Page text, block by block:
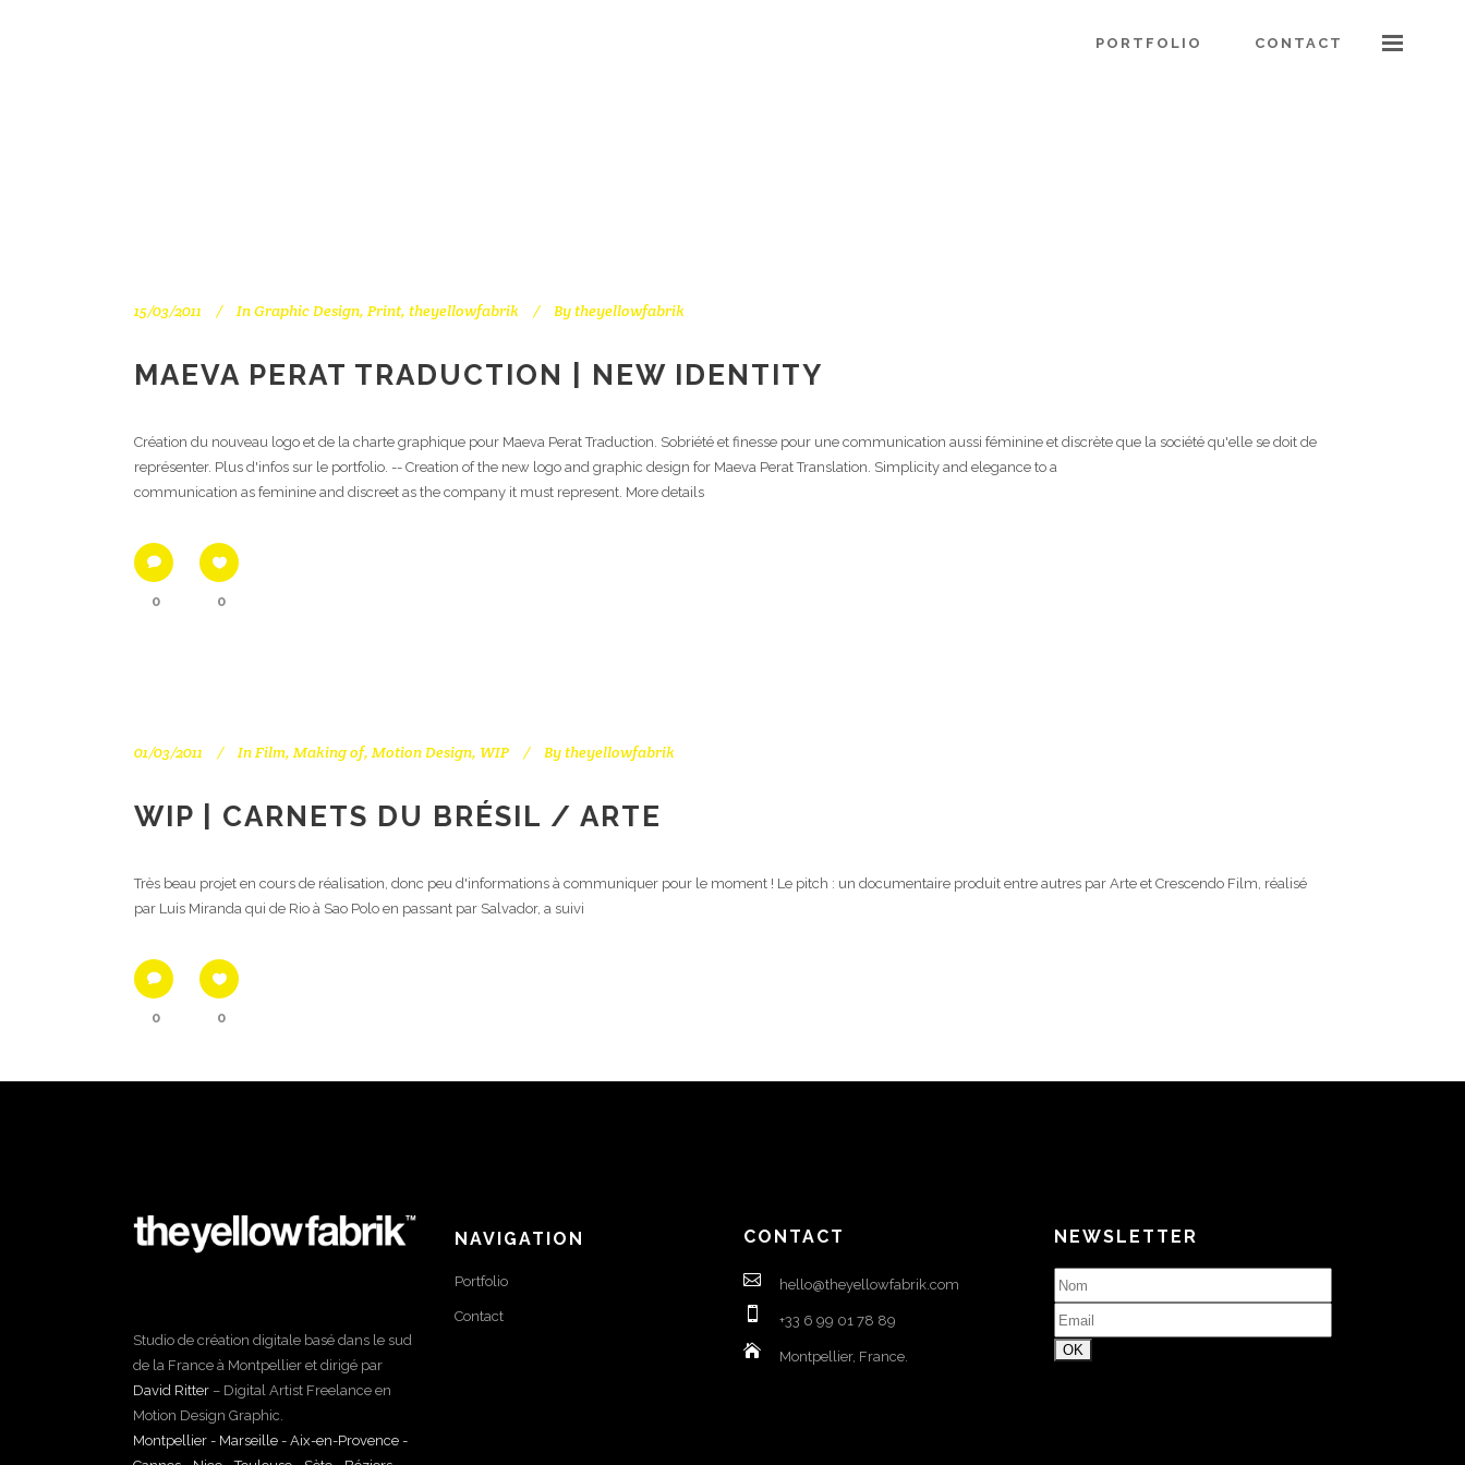
PORTFOLIO CONTACT
15/03/2011 InGraphic Design, Print, theyellowfabrik Bytheyellowfabrik
MAEVA PERAT TRADUCTION | NEW IDENTITY
Création du nouveau logo et de la charte graphique pour Maeva Perat Traduction. Sobriété et finesse pour une communication aussi féminine et discrète que la société qu'elle se doit de
représenter. Plus d'infos sur le portfolio. -- Creation of the new logo and graphic design for Maeva Perat Translation. Simplicity and elegance to a
communication as feminine and discreet as the company it must represent. More details
0 0
01/03/2011 InFilm, Making of, Motion Design, WIP Bytheyellowfabrik
WIP | CARNETS DU BRÉSIL / ARTE
Très beau projet en cours de réalisation, donc peu d'informations à communiquer pour le moment ! Le pitch : un documentaire produit entre autres par Arte et Crescendo Film, réalisé
par Luis Miranda qui de Rio à Sao Polo en passant par Salvador, a suivi
0 0
Studio de création digitale basé dans le sud
de la France à Montpellier et dirigé par
David Ritter – Digital Artist Freelance en
Motion Design Graphic.
Montpellier - Marseille - Aix-en-Provence -
NAVIGATION
Portfolio
Contact
CONTACT
hello@theyellowfabrik.com
+33 6 99 01 78 89
Montpellier, France.
NEWSLETTER